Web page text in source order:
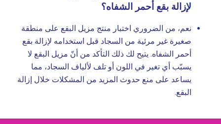
لإزالة بقع أحمر الشفاه؟
نعم، من الضروري اختبار منتج مزيل البقع على منطقة
صغيرة غير مرئية من السجاد قبل استخدامه لإزالة بقع
أحمر الشفاه. يتيح لك ذلك التأكد من أنّ مزيل البقع لا
يسبّب أي تغير في اللون أو تلف لألياف السجاد، مما
يساعد على منع حدوث المزيد من المشكلات خلال إزالة
البقع.